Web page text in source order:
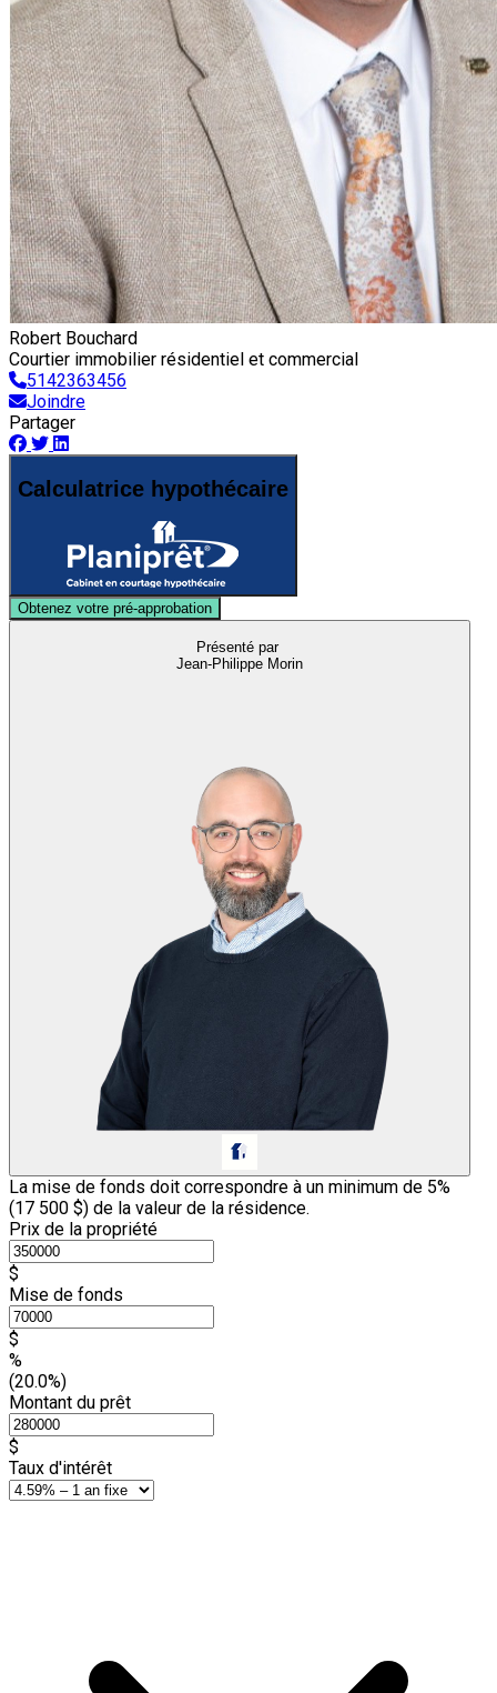
Robert Bouchard
Courtier immobilier résidentiel et commercial
5142363456
Joindre
Partager
Calculatrice hypothécaire
Obtenez votre pré-approbation
Présenté par
Jean-Philippe Morin
La mise de fonds doit correspondre à un minimum de 5%
(17 500 $) de la valeur de la résidence.
Prix de la propriété
$
Mise de fonds
$
%
(20.0%)
Montant du prêt
$
Taux d'intérêt